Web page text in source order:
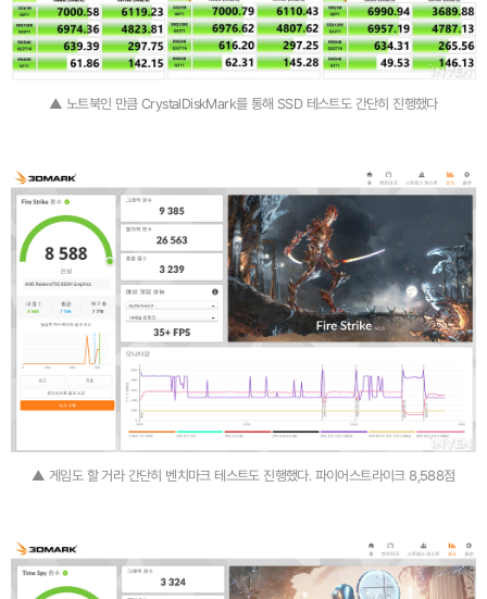
▲ 노트북인 만큼 CrystalDiskMark를 통해 SSD 테스트도 간단히 진행했다
▲ 게임도 할 거라 간단히 벤치마크 테스트도 진행했다. 파이어스트라이크 8,588점